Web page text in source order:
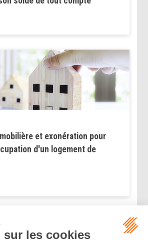
et exonération pour
d'un logement de